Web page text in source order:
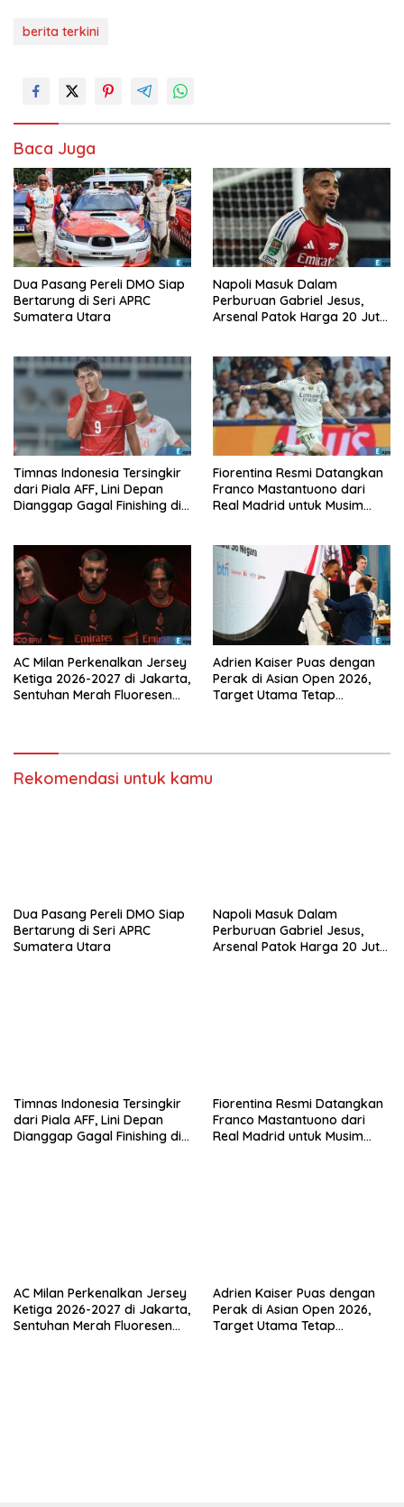
berita terkini
Baca Juga
Dua Pasang Pereli DMO Siap
Bertarung di Seri APRC
Sumatera Utara
Napoli Masuk Dalam
Perburuan Gabriel Jesus,
Arsenal Patok Harga 20 Juta
Timnas Indonesia Tersingkir
dari Piala AFF, Lini Depan
Dianggap Gagal Finishing di
Fiorentina Resmi Datangkan
Franco Mastantuono dari
Real Madrid untuk Musim
AC Milan Perkenalkan Jersey
Ketiga 2026-2027 di Jakarta,
Sentuhan Merah Fluoresen
Adrien Kaiser Puas dengan
Perak di Asian Open 2026,
Target Utama Tetap
Rekomendasi untuk kamu
Dua Pasang Pereli DMO Siap
Bertarung di Seri APRC
Sumatera Utara
Napoli Masuk Dalam
Perburuan Gabriel Jesus,
Arsenal Patok Harga 20 Juta
Timnas Indonesia Tersingkir
dari Piala AFF, Lini Depan
Dianggap Gagal Finishing di
Fiorentina Resmi Datangkan
Franco Mastantuono dari
Real Madrid untuk Musim
AC Milan Perkenalkan Jersey
Ketiga 2026-2027 di Jakarta,
Sentuhan Merah Fluoresen
Adrien Kaiser Puas dengan
Perak di Asian Open 2026,
Target Utama Tetap